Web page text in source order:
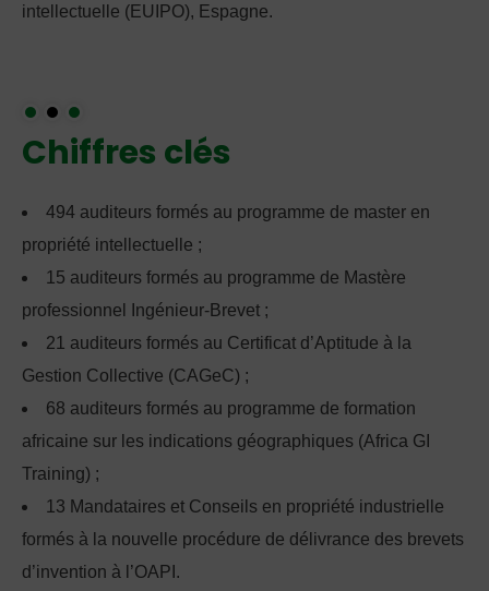
intellectuelle (EUIPO), Espagne.
Chiffres clés
494 auditeurs formés au programme de master en
propriété intellectuelle ;
15 auditeurs formés au programme de Mastère
professionnel Ingénieur-Brevet ;
21 auditeurs formés au Certificat d’Aptitude à la
Gestion Collective (CAGeC) ;
68 auditeurs formés au programme de formation
africaine sur les indications géographiques (Africa GI
Training) ;
13 Mandataires et Conseils en propriété industrielle
formés à la nouvelle procédure de délivrance des brevets
d’invention à l’OAPI.